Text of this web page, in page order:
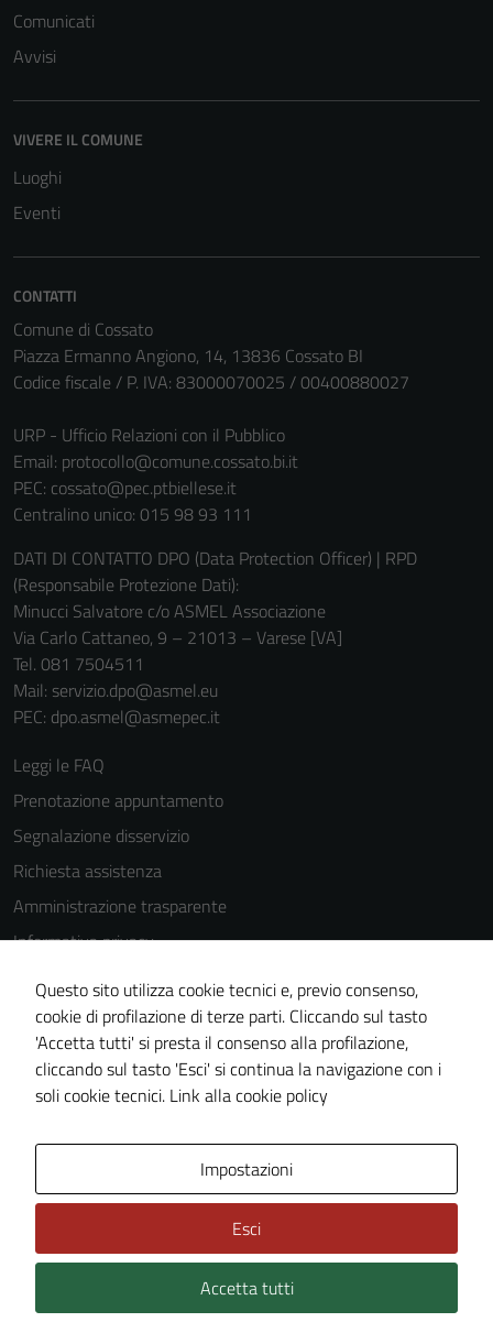
Comunicati
Avvisi
VIVERE IL COMUNE
Luoghi
Eventi
CONTATTI
Comune di Cossato
Piazza Ermanno Angiono, 14, 13836 Cossato BI
Codice fiscale / P. IVA: 83000070025 / 00400880027
URP - Ufficio Relazioni con il Pubblico
Email: protocollo@comune.cossato.bi.it
PEC: cossato@pec.ptbiellese.it
Centralino unico: 015 98 93 111
DATI DI CONTATTO DPO (Data Protection Officer) | RPD
(Responsabile Protezione Dati):
Minucci Salvatore c/o ASMEL Associazione
Via Carlo Cattaneo, 9 – 21013 – Varese [VA]
Tel. 081 7504511
Mail: servizio.dpo@asmel.eu
PEC: dpo.asmel@asmepec.it
Leggi le FAQ
Prenotazione appuntamento
Segnalazione disservizio
Richiesta assistenza
Amministrazione trasparente
Informativa privacy
Cookie Policy
Note legali
Dichiarazione di accessibilità
Piano di miglioramento del sito
Technical Design s.r.l.
Questo sito utilizza cookie tecnici e, previo consenso,
cookie di profilazione di terze parti. Cliccando sul tasto
'Accetta tutti' si presta il consenso alla profilazione,
cliccando sul tasto 'Esci' si continua la navigazione con i
soli cookie tecnici. Link alla cookie policy
Impostazioni
Esci
Accetta tutti